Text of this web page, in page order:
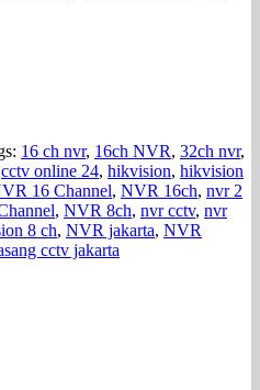
16 ch nvr, 16ch NVR, 32ch nvr,
cctv online 24, hikvision, hikvision
16 Channel, NVR 16ch, nvr 2
, NVR 8ch, nvr cctv, nvr
8 ch, NVR jakarta, NVR
cctv jakarta